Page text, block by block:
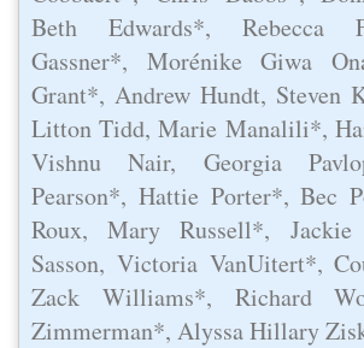
Beth Edwards*, Rebecca
Gassner*, Morénike Giwa
Grant*, Andrew Hundt, Steven
Litton Tidd, Marie Manalili*,
Vishnu Nair, Georgia
Pearson*, Hattie Porter*, Bec
Roux, Mary Russell*, Jackie
Sasson, Victoria VanUitert*,
Zack Williams*, Richard
Zimmerman*, Alyssa Hillary